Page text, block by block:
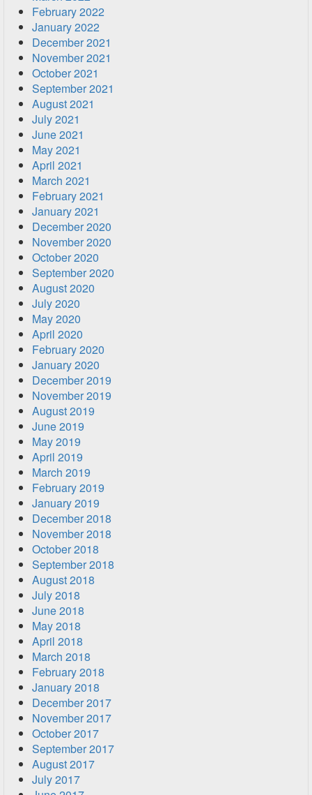
February 2022
January 2022
December 2021
November 2021
October 2021
September 2021
August 2021
July 2021
June 2021
May 2021
April 2021
March 2021
February 2021
January 2021
December 2020
November 2020
October 2020
September 2020
August 2020
July 2020
May 2020
April 2020
February 2020
January 2020
December 2019
November 2019
August 2019
June 2019
May 2019
April 2019
March 2019
February 2019
January 2019
December 2018
November 2018
October 2018
September 2018
August 2018
July 2018
June 2018
May 2018
April 2018
March 2018
February 2018
January 2018
December 2017
November 2017
October 2017
September 2017
August 2017
July 2017